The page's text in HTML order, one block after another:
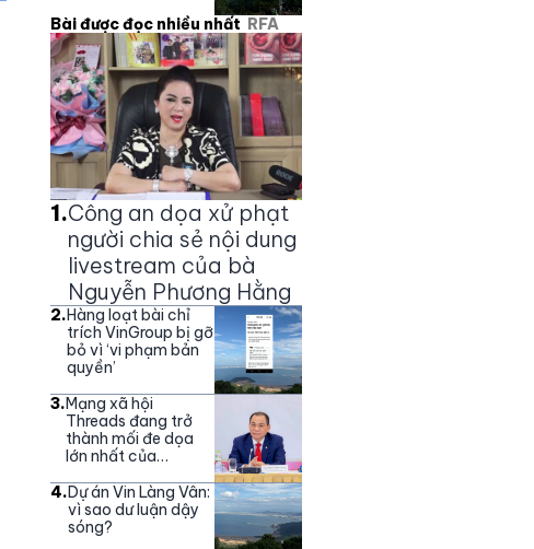
Bài được đọc nhiều nhất RFA
1.Công an dọa xử phạt
người chia sẻ nội dung
livestream của bà
Nguyễn Phương Hằng
2.Hàng loạt bài chỉ
trích VinGroup bị gỡ
bỏ vì ‘vi phạm bản
quyền’
3.Mạng xã hội
Threads đang trở
thành mối đe dọa
lớn nhất của
4.Dự án Vin Làng Vân:
vì sao dư luận dậy
sóng?